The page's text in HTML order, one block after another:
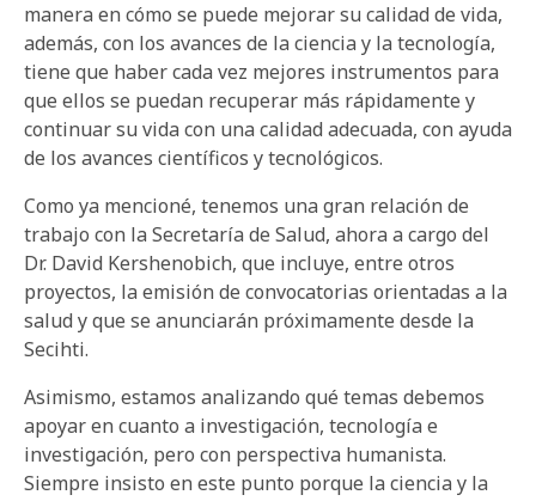
manera en cómo se puede mejorar su calidad de vida,
además, con los avances de la ciencia y la tecnología,
tiene que haber cada vez mejores instrumentos para
que ellos se puedan recuperar más rápidamente y
continuar su vida con una calidad adecuada, con ayuda
de los avances científicos y tecnológicos.
Como ya mencioné, tenemos una gran relación de
trabajo con la Secretaría de Salud, ahora a cargo del
Dr. David Kershenobich, que incluye, entre otros
proyectos, la emisión de convocatorias orientadas a la
salud y que se anunciarán próximamente desde la
Secihti.
Asimismo, estamos analizando qué temas debemos
apoyar en cuanto a investigación, tecnología e
investigación, pero con perspectiva humanista.
Siempre insisto en este punto porque la ciencia y la